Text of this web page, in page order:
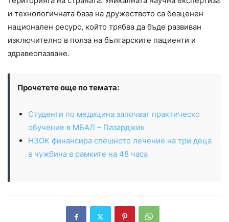
и технологичната база на дружеството са безценен
национален ресурс, който трябва да бъде развиван
изключително в полза на българските пациенти и
здравеопазване.
Прочетете още по темата:
Студенти по медицина започват практическо
обучение в МБАЛ – Пазарджик
НЗОК финансира спешното лечение на три деца
в чужбина в рамките на 48 часа